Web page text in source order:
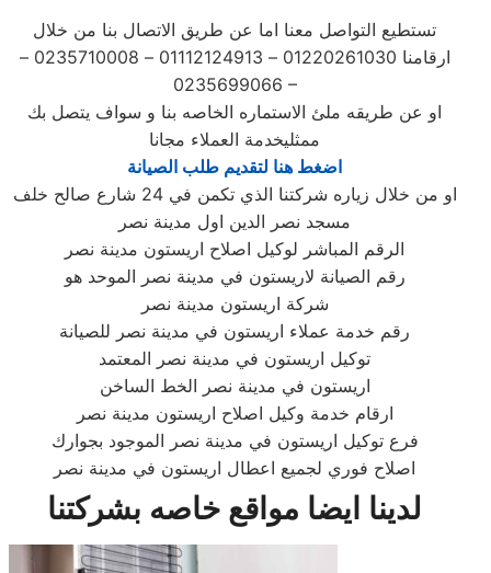
تستطيع التواصل معنا اما عن طريق الاتصال بنا من خلال
ارقامنا 01220261030 – 01112124913 – 0235710008 –
0235699066 –
او عن طريقه ملئ الاستماره الخاصه بنا و سواف يتصل بك
ممثليخدمة العملاء مجانا
اضغط هنا لتقديم طلب الصيانة
او من خلال زياره شركتنا الذي تكمن في 24 شارع صالح خلف
مسجد نصر الدين اول مدينة نصر
الرقم المباشر لوكيل اصلاح اريستون مدينة نصر
رقم الصيانة لاريستون في مدينة نصر الموحد هو
شركة اريستون مدينة نصر
رقم خدمة عملاء اريستون في مدينة نصر للصيانة
توكيل اريستون في مدينة نصر المعتمد
اريستون في مدينة نصر الخط الساخن
ارقام خدمة وكيل اصلاح اريستون مدينة نصر
فرع توكيل اريستون في مدينة نصر الموجود بجوارك
اصلاح فوري لجميع اعطال اريستون في مدينة نصر
لدينا ايضا مواقع خاصه بشركتنا